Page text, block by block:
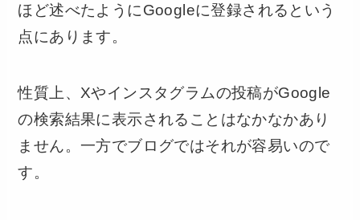
ほど述べたようにGoogleに登録されるという
点にあります。
性質上、Xやインスタグラムの投稿がGoogle
の検索結果に表示されることはなかなかあり
ません。一方でブログではそれが容易いので
す。